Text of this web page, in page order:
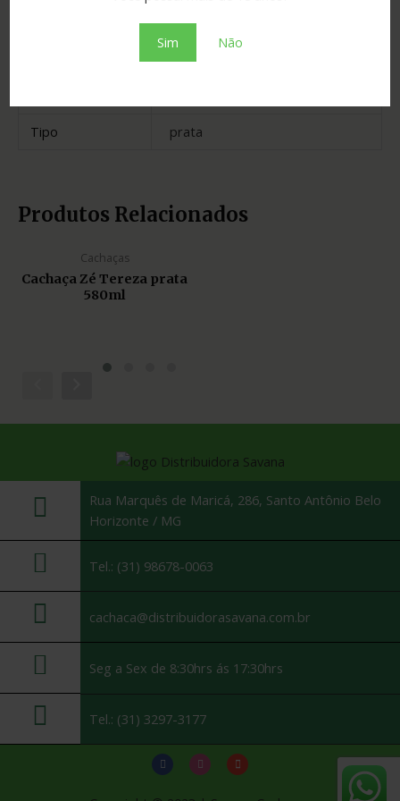
Sim Não
Itumbiara
neutra
Tipo
prata
Produtos Relacionados
Cachaças
Cachaça Zé Tereza prata
580ml
Rua Marquês de Maricá, 286, Santo Antônio Belo
Horizonte / MG
Tel.: (31) 98678-0063
cachaca@distribuidorasavana.com.br
Seg a Sex de 8:30hrs ás 17:30hrs
Tel.: (31) 3297-3177